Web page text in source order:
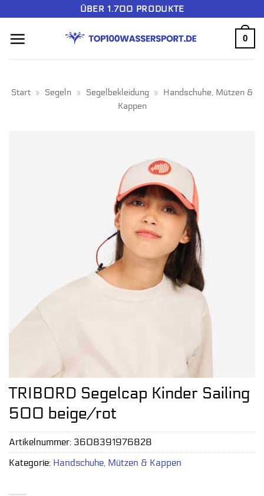
springen
ÜBER 1.700 PRODUKTE
0
Start » Segeln » Segelbekleidung » Handschuhe, Mützen &
Kappen
TRIBORD Segelcap Kinder Sailing
500 beige/rot
Artikelnummer: 3608391976828
Kategorie: Handschuhe, Mützen & Kappen